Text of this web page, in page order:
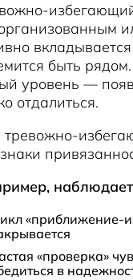
быть
уровень —
отдалиться.
«приближение-
«проверка»
в